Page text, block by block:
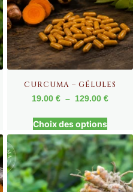
CURCUMA – GÉLULES
19.00 € – 129.00 €
Choix des options